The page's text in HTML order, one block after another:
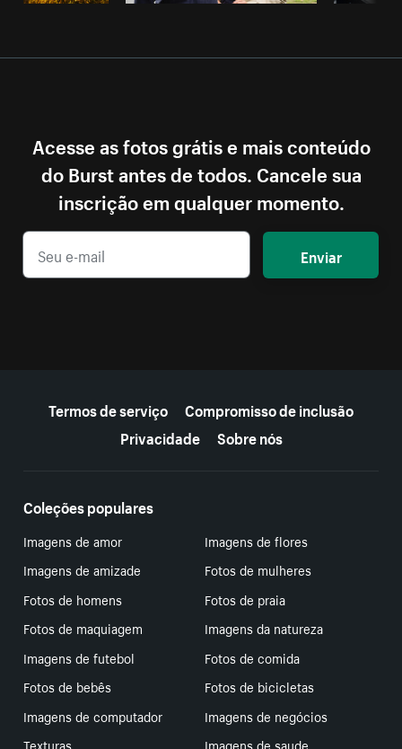
Acesse as fotos grátis e mais conteúdo
do Burst antes de todos. Cancele sua
inscrição em qualquer momento.
Enviar
Termos de serviço
Compromisso de inclusão
Privacidade
Sobre nós
Coleções populares
Imagens de amor
Imagens de flores
Imagens de amizade
Fotos de mulheres
Fotos de homens
Fotos de praia
Fotos de maquiagem
Imagens da natureza
Imagens de futebol
Fotos de comida
Fotos de bebês
Fotos de bicicletas
Imagens de computador
Imagens de negócios
Texturas
Imagens de saude